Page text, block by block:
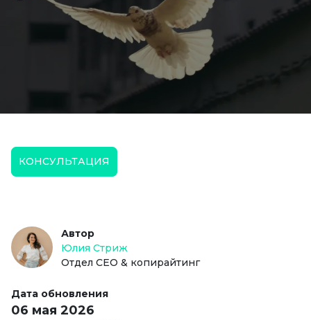
КОНСУЛЬТАЦИЯ
Автор
Юлия Стриж
Отдел СЕО & копирайтинг
Дата обновления
06 мая 2026